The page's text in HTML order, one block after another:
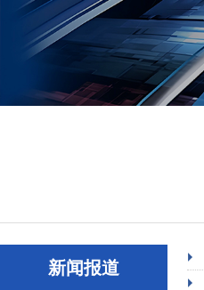
新闻报道